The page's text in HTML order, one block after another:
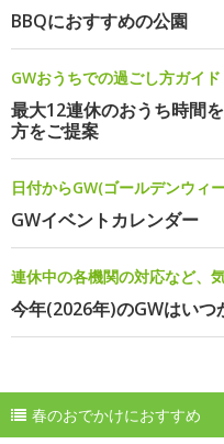
BBQにおすすめの公園
GWおうちでの過ごし方ガイド
最大12連休のおうち時間
方をご提案
日付からGW(ゴールデンウィ
GWイベントカレンダー
連休中の各機関の対応など、
今年(2026年)のGWはいつ
春のおでかけにおすすめ